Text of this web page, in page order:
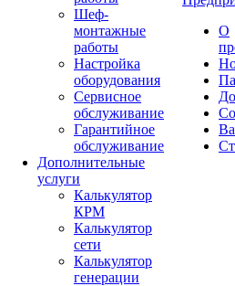
Шеф-
монтажные
работы
Настройка
оборудования
Сервисное
обслуживание
Гарантийное
обслуживание
Дополнительные
услуги
Калькулятор
КРМ
Калькулятор
сети
Калькулятор
генерации
О